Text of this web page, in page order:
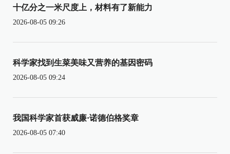
十亿分之一米尺度上，材料有了新能力
2026-08-05 09:26
科学家找到生菜美味又营养的基因密码
2026-08-05 09:24
我国科学家首获威廉·诺德伯格奖章
2026-08-05 07:40